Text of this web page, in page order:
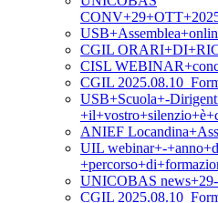
CGIL
CISL
CGIL
USB+Scuola+-
ANIEF
UIL webinar+-
UNICOBAS
CGIL